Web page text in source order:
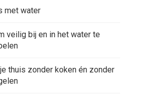
met water
veilig bij en in het water te
thuis zonder koken én zonder